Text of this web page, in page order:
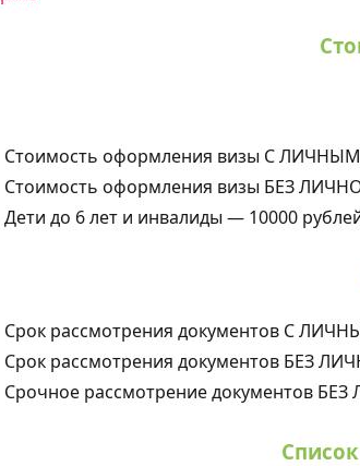
Стоимость оформления визы С
Стоимость оформления визы БЕЗ
Дети до 6 лет и инвалиды — 10000
Срок рассмотрения документов С
Срок рассмотрения документов БЕЗ
Срочное рассмотрение документов